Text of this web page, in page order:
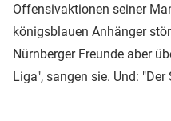
Offensivaktionen seiner
königsblauen Anhänger
Nürnberger Freunde aber
Liga", sangen sie. Und: